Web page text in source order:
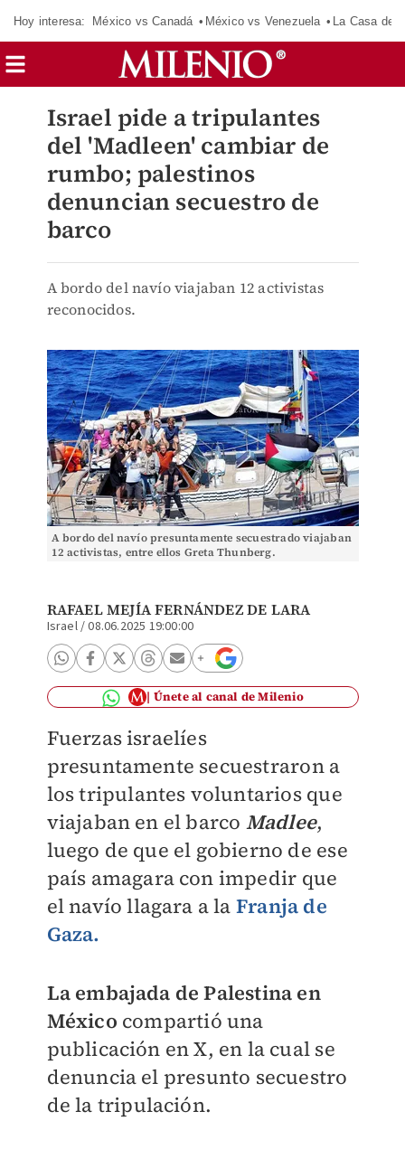
Hoy interesa: México vs Canadá México vs Venezuela La Casa de
Israel pide a tripulantes
del 'Madleen' cambiar de
rumbo; palestinos
denuncian secuestro de
barco
A bordo del navío viajaban 12 activistas
reconocidos.
A bordo del navío presuntamente secuestrado viajaban
12 activistas, entre ellos Greta Thunberg.
RAFAEL MEJÍA FERNÁNDEZ DE LARA
Israel/08.06.2025 19:00:00
Únete al canal de Milenio
Fuerzas israelíes
presuntamente secuestraron a
los tripulantes voluntarios que
viajaban en el barco Madlee,
luego de que el gobierno de ese
país amagara con impedir que
el navío llagara a la Franja de
Gaza.
La embajada de Palestina en
México compartió una
publicación en X, en la cual se
denuncia el presunto secuestro
de la tripulación.